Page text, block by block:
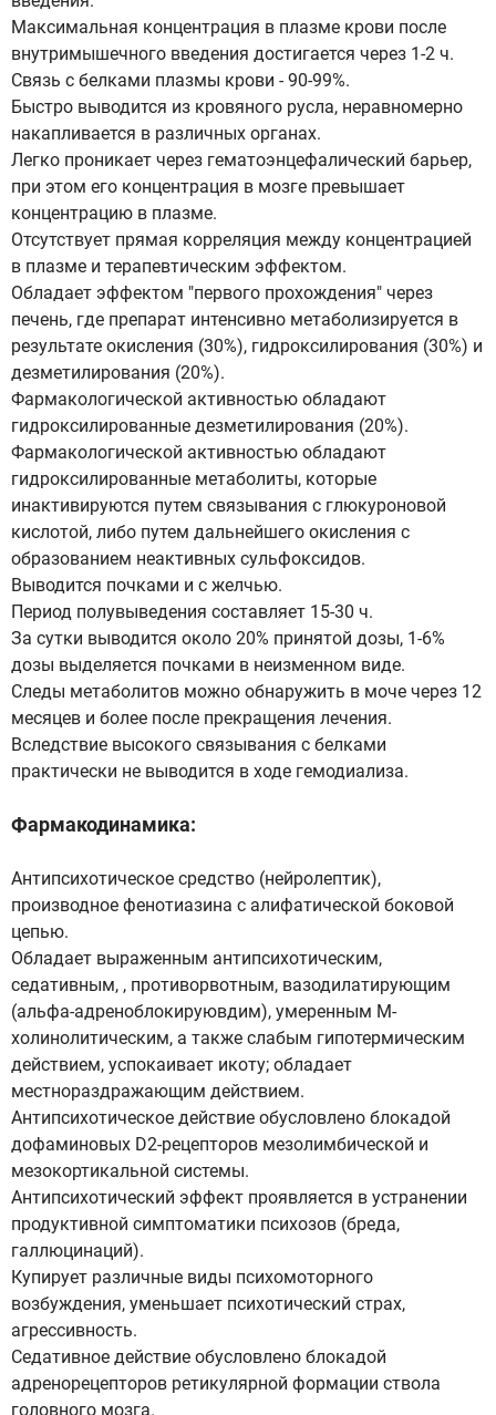
Максимальная концентрация в плазме крови после
внутримышечного введения достигается через 1-2 ч.
Связь с белками плазмы крови - 90-99%.
Быстро выводится из кровяного русла, неравномерно
накапливается в различных органах.
Легко проникает через гематоэнцефалический барьер,
при этом его концентрация в мозге превышает
концентрацию в плазме.
Отсутствует прямая корреляция между концентрацией
в плазме и терапевтическим эффектом.
Обладает эффектом "первого прохождения" через
печень, где препарат интенсивно метаболизируется в
результате окисления (30%), гидроксилирования (30%) и
дезметилирования (20%).
Фармакологической активностью обладают
гидроксилированные дезметилирования (20%).
Фармакологической активностью обладают
гидроксилированные метаболиты, которые
инактивируются путем связывания с глюкуроновой
кислотой, либо путем дальнейшего окисления с
образованием неактивных сульфоксидов.
Выводится почками и с желчью.
Период полувыведения составляет 15-30 ч.
За сутки выводится около 20% принятой дозы, 1-6%
дозы выделяется почками в неизменном виде.
Следы метаболитов можно обнаружить в моче через 12
месяцев и более после прекращения лечения.
Вследствие высокого связывания с белками
практически не выводится в ходе гемодиализа.
Фармакодинамика:
Антипсихотическое средство (нейролептик),
производное фенотиазина с алифатической боковой
цепью.
Обладает выраженным антипсихотическим,
седативным, , противорвотным, вазодилатирующим
(альфа-адреноблокируювдим), умеренным М-
холинолитическим, а также слабым гипотермическим
действием, успокаивает икоту; обладает
местнораздражающим действием.
Антипсихотическое действие обусловлено блокадой
дофаминовых D2-рецепторов мезолимбической и
мезокортикальной системы.
Антипсихотический эффект проявляется в устранении
продуктивной симптоматики психозов (бреда,
галлюцинаций).
Купирует различные виды психомоторного
возбуждения, уменьшает психотический страх,
агрессивность.
Седативное действие обусловлено блокадой
адренорецепторов ретикулярной формации ствола
головного мозга.